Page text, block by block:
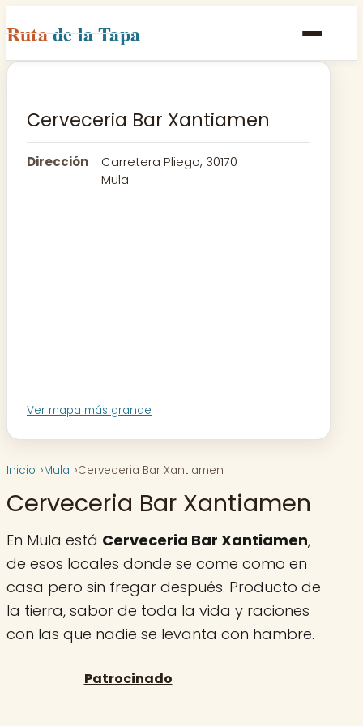
Rutade la Tapa
Inicio
Rutas
Cerveceria Bar Xantiamen
Dirección
Carretera Pliego, 30170
Mula
Ver mapa más grande
Inicio Mula Cerveceria Bar Xantiamen
Cerveceria Bar Xantiamen
En Mula está Cerveceria Bar Xantiamen,
de esos locales donde se come como en
casa pero sin fregar después. Producto de
la tierra, sabor de toda la vida y raciones
con las que nadie se levanta con hambre.